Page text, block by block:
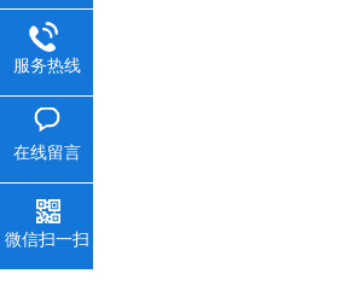
服务热线
在线留言
微信扫一扫